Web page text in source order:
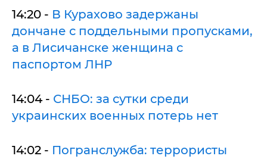
14:20 - В Курахово задержаны
дончане с поддельными пропусками,
а в Лисичанске женщина с
паспортом ЛНР
14:04 - СНБО: за сутки среди
украинских военных потерь нет
14:02 - Погранслужба: террористы